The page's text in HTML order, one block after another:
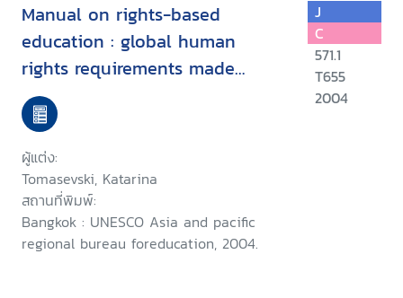
Manual on rights-based
education : global human
rights requirements made
simple
ผู้แต่ง:
Tomasevski, Katarina
สถานที่พิมพ์:
Bangkok : UNESCO Asia and pacific
regional bureau foreducation, 2004.
J
C
571.1
T655
2004